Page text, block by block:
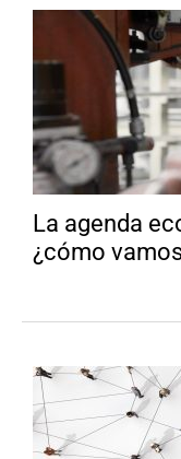
La agenda
¿cómo